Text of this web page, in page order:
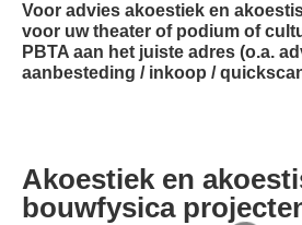
Voor advies akoestiek en
voor uw theater of podium of
PBTA aan het juiste adres (o.a.
aanbesteding / inkoop /
Akoestiek en
bouwfysica